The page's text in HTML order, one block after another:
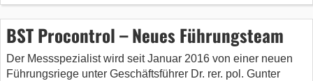
BST Procontrol – Neues Führungsteam
Der Messspezialist wird seit Januar 2016 von einer neuen
Führungsriege unter Geschäftsführer Dr. rer. pol. Gunter